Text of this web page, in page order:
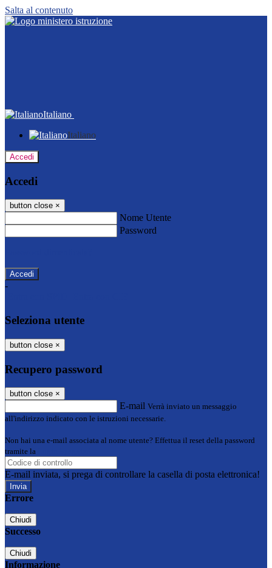
Salta al contenuto
Italiano
Italiano
Accedi
Accedi
button close ×
Nome Utente
Password
-
Seleziona utente
button close ×
Recupero password
button close ×
E-mail Verrà inviato un messaggio
all'indirizzo indicato con le istruzioni necessarie.
Non hai una e-mail associata al nome utente? Effettua il reset della password
tramite la
E-mail inviata, si prega di controllare la casella di posta elettronica!
Errore
Chiudi
Successo
Chiudi
Informazione